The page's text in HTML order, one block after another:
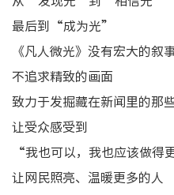
最后到“成为光”
《凡人微光》没有宏大的叙
不追求精致的画面
致力于发掘藏在新闻里的那
让受众感受到
“我也可以，我也应该做得
让网民照亮、温暖更多的人